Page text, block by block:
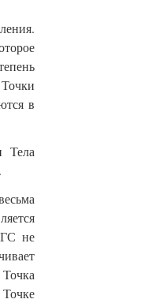
в
Тела
ГС не